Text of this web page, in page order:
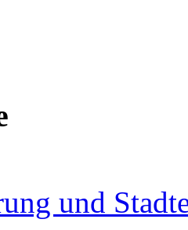
und